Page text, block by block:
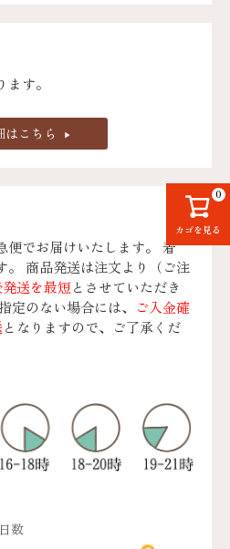
カゴを見る
0
す。
はこちら
便でお届けいたします。 着
。 商品発送は注文より（ご注
送を最短とさせていただき
定のない場合には、
ご入金確
となりますので、ご了承くだ
数